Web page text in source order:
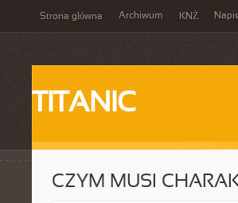
Strona główna Archiwum KNŻ
TITANIC
CZYM MUSI